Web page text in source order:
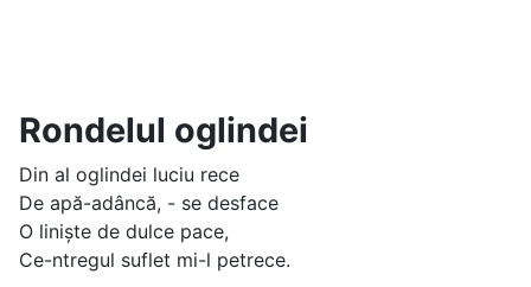
Rondelul oglindei
Din al oglindei luciu rece
De apă-adâncă, - se desface
O liniște de dulce pace,
Ce-ntregul suflet mi-l petrece.